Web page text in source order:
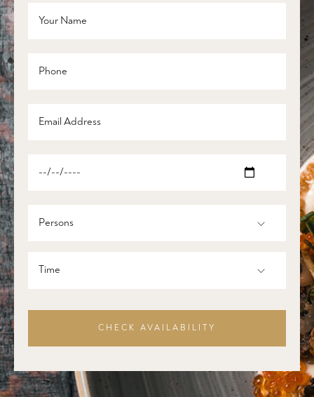
Persons
Time
CHECK AVAILABILITY